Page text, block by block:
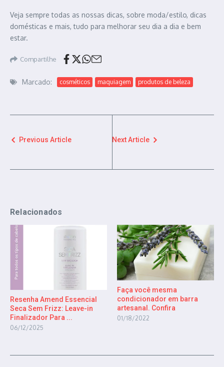
Veja sempre todas as nossas dicas, sobre moda/estilo, dicas
domésticas e mais, tudo para melhorar seu dia a dia e bem
estar.
Compartilhe
Marcado: cosméticos maquiagem produtos de beleza
Previous Article Next Article
Relacionados
Resenha Amend Essencial
Seca Sem Frizz: Leave-in
Finalizador Para ...
06/12/2025
Faça você mesma
condicionador em barra
artesanal. Confira
01/18/2022